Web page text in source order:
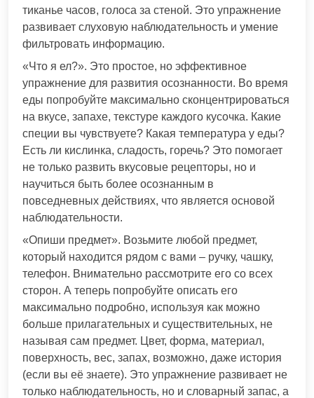
тиканье часов, голоса за стеной. Это упражнение
развивает слуховую наблюдательность и умение
фильтровать информацию.
«Что я ел?». Это простое, но эффективное
упражнение для развития осознанности. Во время
еды попробуйте максимально сконцентрироваться
на вкусе, запахе, текстуре каждого кусочка. Какие
специи вы чувствуете? Какая температура у еды?
Есть ли кислинка, сладость, горечь? Это помогает
не только развить вкусовые рецепторы, но и
научиться быть более осознанным в
повседневных действиях, что является основой
наблюдательности.
«Опиши предмет». Возьмите любой предмет,
который находится рядом с вами – ручку, чашку,
телефон. Внимательно рассмотрите его со всех
сторон. А теперь попробуйте описать его
максимально подробно, используя как можно
больше прилагательных и существительных, не
называя сам предмет. Цвет, форма, материал,
поверхность, вес, запах, возможно, даже история
(если вы её знаете). Это упражнение развивает не
только наблюдательность, но и словарный запас, а